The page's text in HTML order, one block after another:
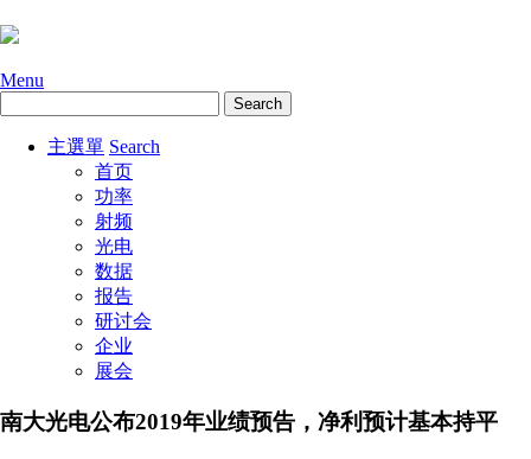
Menu
主選單 Search
首页
功率
射频
光电
数据
报告
研讨会
企业
展会
南大光电公布2019年业绩预告，净利预计基本持平